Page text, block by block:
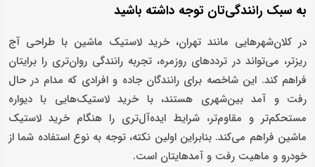
به سبک رانندگی‌تان توجه داشته باشید
در کلان‌شهرهایی مانند تهران، خرید لاستیک ماشین با طراحی آج
ریزتر، می‌تواند در ترددهای روزمره، تجربه رانندگی روان‌تری را برایتان
فراهم کند. این شاخصه برای رانندگان جاده و افرادی که مدام در حال
رفت‌ و آمد بین‌شهری هستند، با خرید لاستیک‌هایی با دیواره
مستحکم‌تر و مقاوم‌تر، شرایط ایده‌آل‌تری را هنگام خرید لاستیک
ماشین فراهم می‌کند. بنابراین اولین نکته، توجه به نوع استفاده شما از
خودرو و ماهیت رفت و آمدهایتان است.